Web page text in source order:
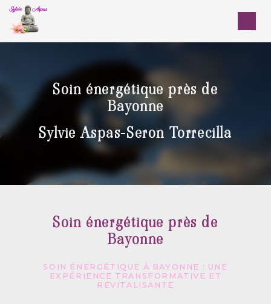
Soin énergétique près de
Bayonne
Sylvie Aspas-Seron Torrecilla
Soin énergétique près de
Bayonne
SOIN ÉNERGÉTIQUE À BAYONNE : UNE
EXPÉRIENCE TRANSFORMATIVE ET
REVITALISANTE
Panneau de gestion des cookies